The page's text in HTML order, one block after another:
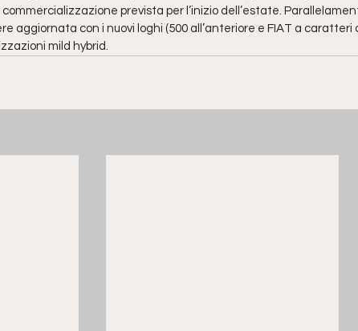
commercializzazione prevista per l’inizio dell’estate.
aggiornata con i nuovi loghi (500 all’anteriore e FIAT a caratteri
mild hybrid.